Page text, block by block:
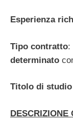
Esperienza
Tipo contratto:
determinato
Titolo di
DESCRIZIONE